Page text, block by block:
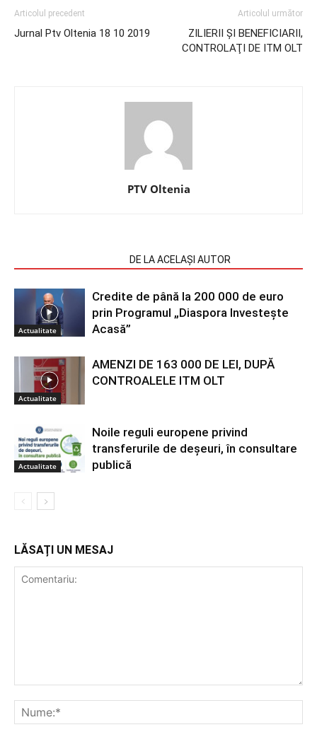
Articolul precedent
Jurnal Ptv Oltenia 18 10 2019
Articolul următor
ZILIERII ŞI BENEFICIARII,
CONTROLAŢI DE ITM OLT
PTV Oltenia
DE LA ACELAȘI AUTOR
Actualitate
Credite de până la 200 000 de euro
prin Programul „Diaspora Investește
Acasă”
Actualitate
AMENZI DE 163 000 DE LEI, DUPĂ
CONTROALELE ITM OLT
Actualitate
Noile reguli europene privind
transferurile de deșeuri, în consultare
publică
LĂSAȚI UN MESAJ